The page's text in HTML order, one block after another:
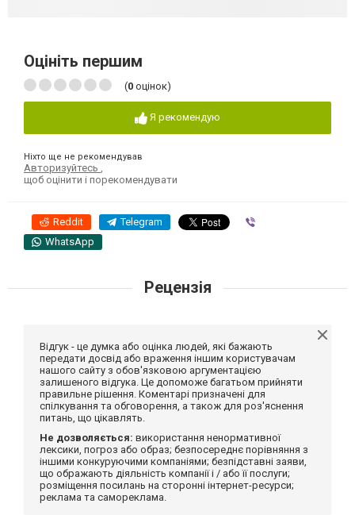
Оцініть першим
(0 оцінок)
Я рекомендую
Ніхто ще не рекомендував
Авторизуйтесь
щоб оцінити і порекомендувати
Reddit Telegram
WhatsApp
Рецензія
Відгук - це думка або оцінка людей, які бажають
передати досвід або враження іншим користувачам
нашого сайту з обов'язковою аргументацією
залишеного відгука. Це допоможе багатьом прийняти
правильне рішення. Коментарі призначені для
спілкування та обговорення, а також для роз'яснення
питань, що цікавлять.
Не дозволяється: використання ненормативної
лексики, погроз або образ; безпосереднє порівняння з
іншими конкуруючими компаніями; безпідставні заяви,
що ображають діяльність компанії і / або її послуги;
розміщення посилань на сторонні інтернет-ресурси;
реклама та самореклама.